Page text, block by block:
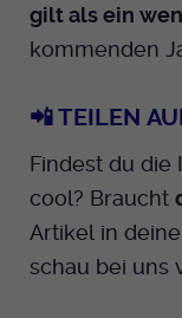
gilt als ein
kommenden
📲 TEILEN
Findest du
cool? Braucht
Artikel in
schau bei uns